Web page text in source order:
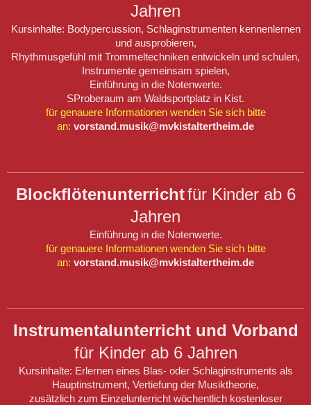
Jahren
Kursinhalte: Bodypercussion, Schlaginstrumenten kennenlernen
und ausprobieren,
Rhythmusgefühl mit Trommeltechniken entwickeln und schulen,
Instrumente gemeinsam spielen,
Einführung in die Notenwerte.
SProberaum am Waldsportplatz in Kist.
für genauere Informationen wenden Sie sich bitte
an: vorstand.musik@mvkistaltertheim.de
Blockflötenunterrichtfür Kinder ab 6
Jahren
Einführung in die Notenwerte.
für genauere Informationen wenden Sie sich bitte
an: vorstand.musik@mvkistaltertheim.de
Instrumentalunterricht und Vorband
für Kinder ab 6 Jahren
Kursinhalte: Erlernen eines Blas- oder Schlaginstruments als
Hauptinstrument, Vertiefung der Musiktheorie,
zusätzlich zum Einzelunterricht wöchentlich kostenloser